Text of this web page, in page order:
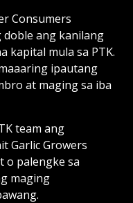
Consumers
ang kanilang
kapital mula sa PTK.
ipautang
at maging sa iba
team ang
Garlic Growers
o palengke sa
maging